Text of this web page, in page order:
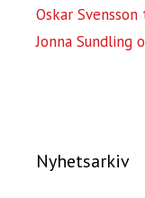
Oskar
Jonna Sundling
Nyhetsarkiv